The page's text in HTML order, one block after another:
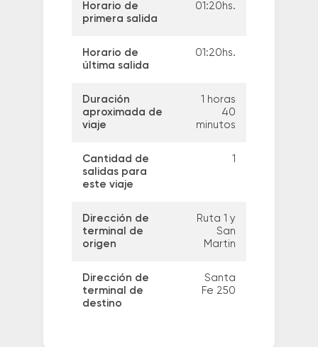
Horario de
primera salida
01:20hs.
Horario de
última salida
01:20hs.
Duración
aproximada de
viaje
1 horas
40
minutos
Cantidad de
salidas para
este viaje
1
Dirección de
terminal de
origen
Ruta 1 y
San
Martin
Dirección de
terminal de
destino
Santa
Fe 250